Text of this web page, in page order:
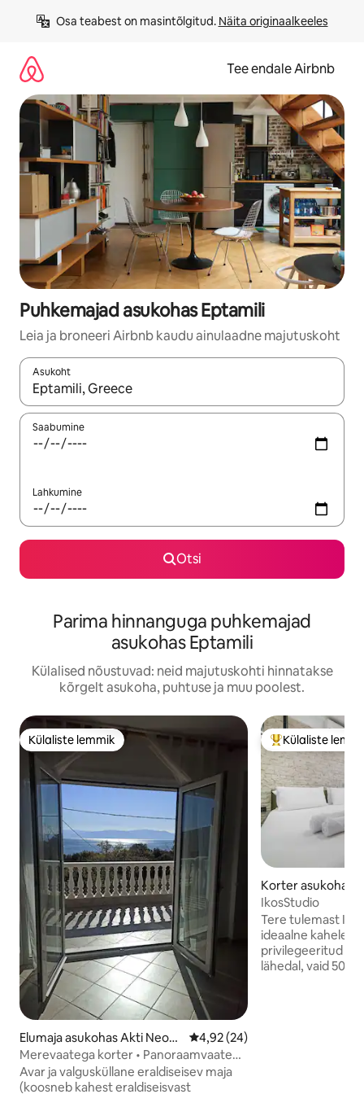
Osa teabest on masintõlgitud. Näita originaalkeeles
Tee endale Airbnb
Puhkemajad asukohas Eptamili
Leia ja broneeri Airbnb kaudu ainulaadne majutuskoht
Asukoht
Kui tulemused on kuvatud, liigu ekraanil nooleklahvidega või
Saabumine
Lahkumine
Otsi
Parima hinnanguga puhkemajad
asukohas Eptamili
Külalised nõustuvad: neid majutuskohti hinnatakse
kõrgelt asukoha, puhtuse ja muu poolest.
Külaliste lemmik
Külaliste lemmik
Elumaja asukohas Akti Neon
Kerdilion
Keskmine hinnang 4,92/5, 24
4,92 (24)
Merevaatega korter • Panoraamvaated.
Mõne sammu kaugusel merest.
Avar ja valgusküllane eraldiseisev maja
(koosneb kahest eraldiseisvast
Külaliste suur
Külaliste
Korter asukohas
IkosStudio
Tere tulemast
ideaalne kahele
privilegeeritud
lähedal, vaid 500